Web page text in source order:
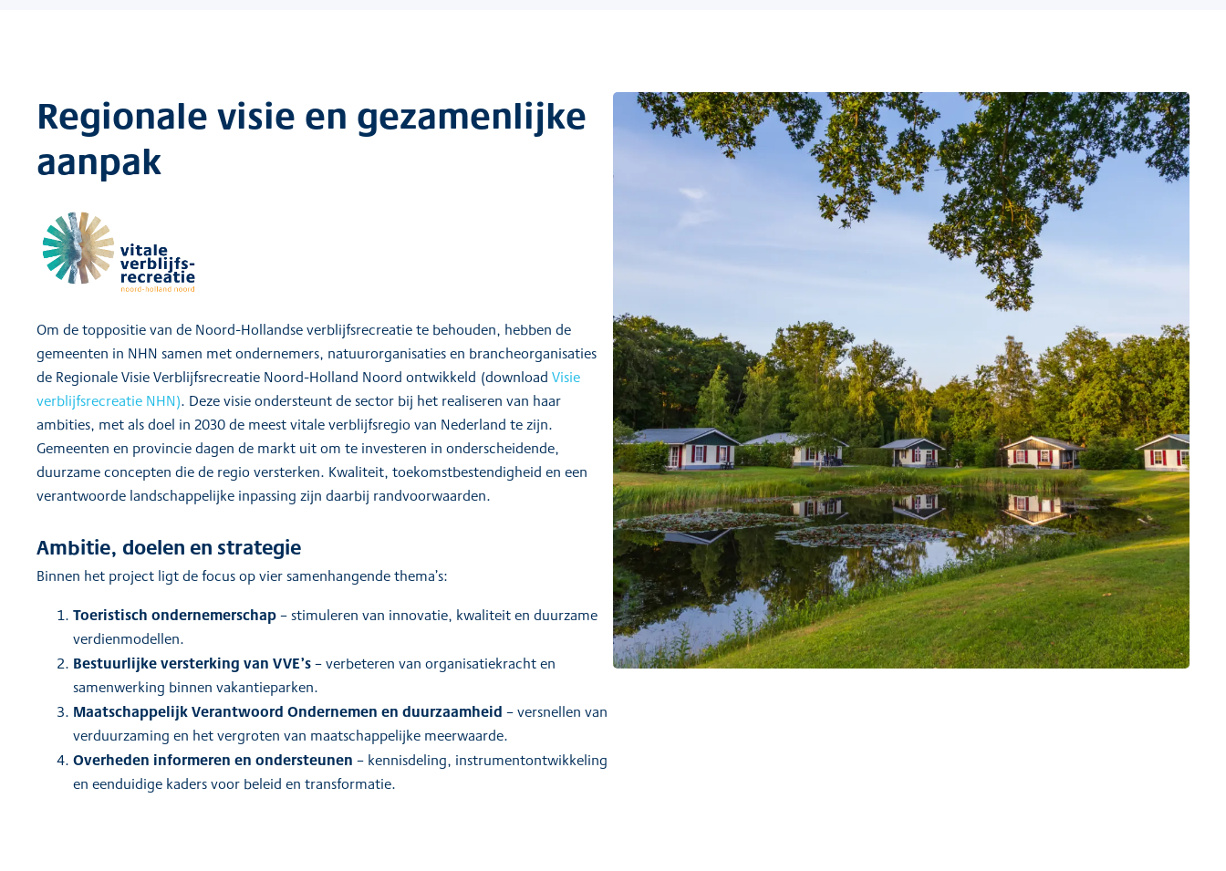
Regionale visie en gezamenlijke
aanpak
Om de toppositie van de Noord-Hollandse verblijfsrecreatie te behouden, hebben de
gemeenten in NHN samen met ondernemers, natuurorganisaties en brancheorganisaties
de Regionale Visie Verblijfsrecreatie Noord-Holland Noord ontwikkeld (download Visie
verblijfsrecreatie NHN). Deze visie ondersteunt de sector bij het realiseren van haar
ambities, met als doel in 2030 de meest vitale verblijfsregio van Nederland te zijn.
Gemeenten en provincie dagen de markt uit om te investeren in onderscheidende,
duurzame concepten die de regio versterken. Kwaliteit, toekomstbestendigheid en een
verantwoorde landschappelijke inpassing zijn daarbij randvoorwaarden.
Ambitie, doelen en strategie
Binnen het project ligt de focus op vier samenhangende thema’s:
Toeristisch ondernemerschap– stimuleren van innovatie, kwaliteit en duurzame
verdienmodellen.
Bestuurlijke versterking van VVE’s– verbeteren van organisatiekracht en
samenwerking binnen vakantieparken.
Maatschappelijk Verantwoord Ondernemen en duurzaamheid – versnellen van
verduurzaming en het vergroten van maatschappelijke meerwaarde.
Overheden informeren en ondersteunen – kennisdeling, instrumentontwikkeling
en eenduidige kaders voor beleid en transformatie.